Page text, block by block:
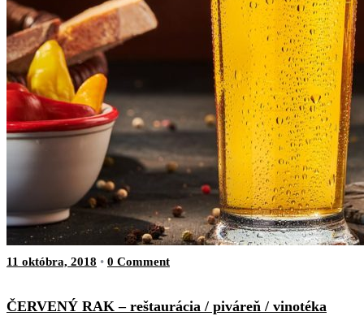
11 októbra, 2018 • 0 Comment
ČERVENÝ RAK – reštaurácia / piváreň / vinotéka